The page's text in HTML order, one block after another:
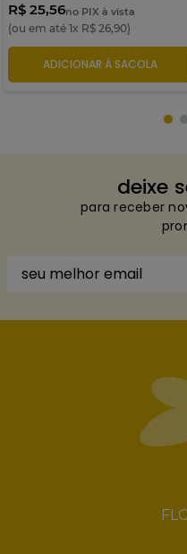
R$ 25,56no PIX à vista
(ou em até 1x R$ 26,90)
ADICIONAR À SACOLA
deixe
para receber